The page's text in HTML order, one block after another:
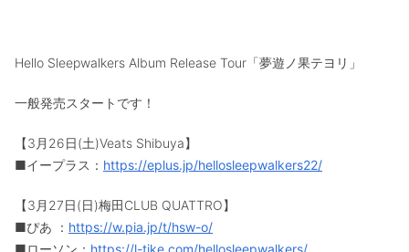
Hello Sleepwalkers Album Release Tour「夢遊ノ果テヨリ」
一般発売スタートです！
【3月26日(土)Veats Shibuya】
■イープラス： https://eplus.jp/hellosleepwalkers22/
【3月27日(日)梅田CLUB QUATTRO】
■ぴあ ： https://w.pia.jp/t/hsw-o/
■ローソン： https://l-tike.com/hellosleepwalkers/